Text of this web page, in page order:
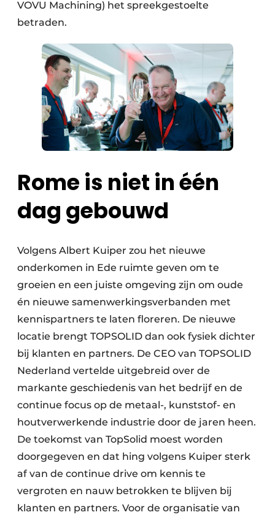
VOVU Machining) het spreekgestoelte
betraden.
Rome is niet in één
dag gebouwd
Volgens Albert Kuiper zou het nieuwe
onderkomen in Ede ruimte geven om te
groeien en een juiste omgeving zijn om oude
én nieuwe samenwerkingsverbanden met
kennispartners te laten floreren. De nieuwe
locatie brengt TOPSOLID dan ook fysiek dichter
bij klanten en partners. De CEO van TOPSOLID
Nederland vertelde uitgebreid over de
markante geschiedenis van het bedrijf en de
continue focus op de metaal-, kunststof- en
houtverwerkende industrie door de jaren heen.
De toekomst van TopSolid moest worden
doorgegeven en dat hing volgens Kuiper sterk
af van de continue drive om kennis te
vergroten en nauw betrokken te blijven bij
klanten en partners. Voor de organisatie van